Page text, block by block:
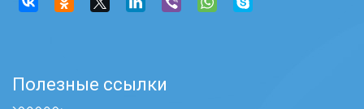
Полезные ссылки